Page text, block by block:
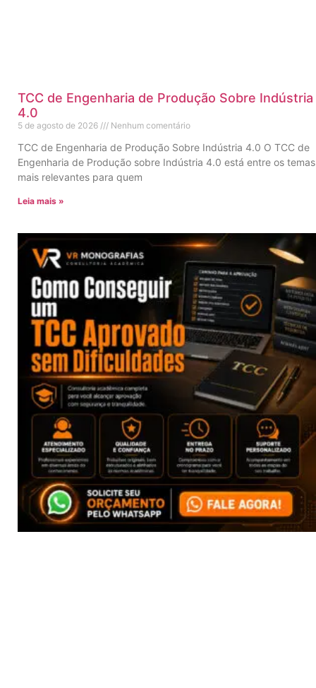
TCC de Engenharia de Produção Sobre Indústria
4.0
5 de agosto de 2026 Nenhum comentário
TCC de Engenharia de Produção Sobre Indústria 4.0 O TCC de
Engenharia de Produção sobre Indústria 4.0 está entre os temas
mais relevantes para quem
Leia mais »